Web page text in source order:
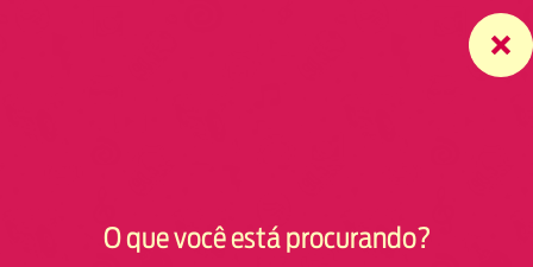
O que você está procurando?